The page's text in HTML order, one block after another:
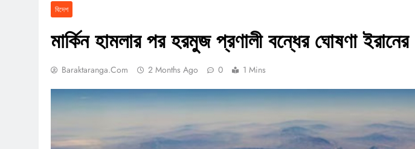
বিদেশ
মার্কিন হামলার পর হরমুজ প্রণালী বন্ধের ঘোষণা ইরানের
Baraktaranga.com 2 Months Ago 0 1 Mins